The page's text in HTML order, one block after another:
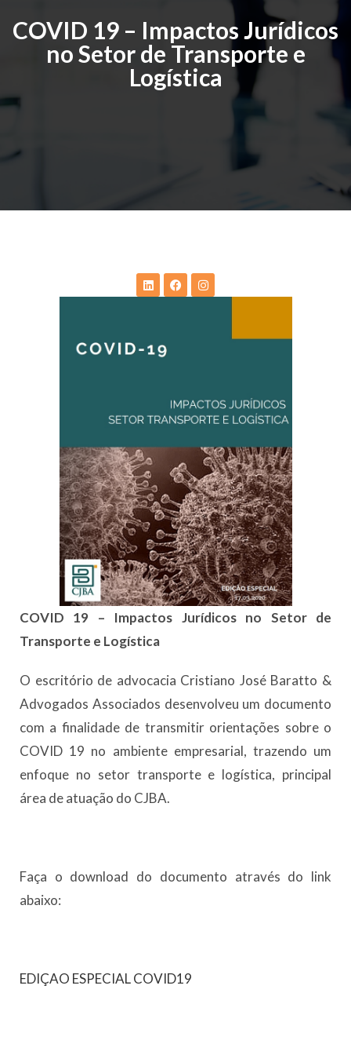
COVID 19 – Impactos Jurídicos
no Setor de Transporte e
Logística
COVID 19 – Impactos Jurídicos no Setor de
Transporte e Logística
O escritório de advocacia Cristiano José Baratto &
Advogados Associados desenvolveu um documento
com a finalidade de transmitir orientações sobre o
COVID 19 no ambiente empresarial, trazendo um
enfoque no setor transporte e logística, principal
área de atuação do CJBA.
Faça o download do documento através do link
abaixo:
EDIÇAO ESPECIAL COVID19